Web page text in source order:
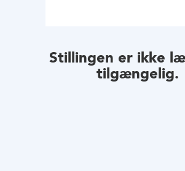
Stillingen er ikke
tilgængelig.